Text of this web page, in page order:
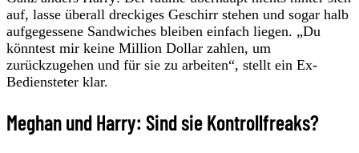
auf, lasse überall dreckiges Geschirr stehen und sogar halb
aufgegessene Sandwiches bleiben einfach liegen. „Du
könntest mir keine Million Dollar zahlen, um
zurückzugehen und für sie zu arbeiten“, stellt ein Ex-
Bediensteter klar.
Meghan und Harry: Sind sie Kontrollfreaks?